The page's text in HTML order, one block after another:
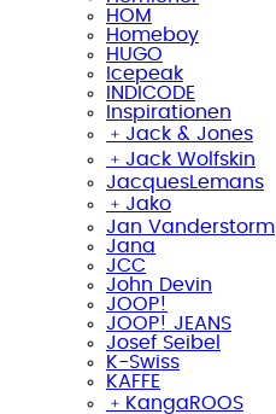
HOM
Homeboy
HUGO
Icepeak
INDICODE
Inspirationen
﹢ Jack & Jones
﹢ Jack Wolfskin
JacquesLemans
﹢ Jako
Jan Vanderstorm
Jana
JCC
John Devin
JOOP!
JOOP! JEANS
Josef Seibel
K-Swiss
KAFFE
﹢ KangaROOS